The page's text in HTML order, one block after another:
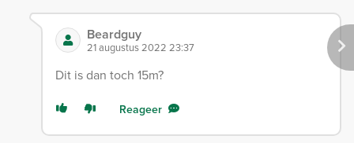
Beardguy
21 augustus 2022 23:37
Dit is dan toch 15m?
Reageer